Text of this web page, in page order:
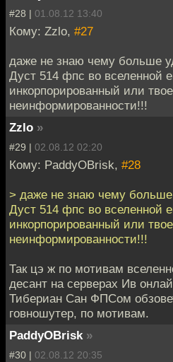
#28 | 01.08.12 13:40
Кому: Zzlo, #27
даже не знаю чему больше
Дуст 514 фпс во вселенной
инкорпорированный или
неинформированности!!!
Zzlo »
#29 | 02.08.12 02:20
Кому: PaddyOBrisk, #28
> даже не знаю чему
Дуст 514 фпс во вселенной
инкорпорированный или
неинформированности!!!
Так цэ ж по мотивам
десант на серверах Ив
Тибериан Сан ФПСом
говношутер, по мотивам.
PaddyOBrisk »
#30 | 02.08.12 20:35